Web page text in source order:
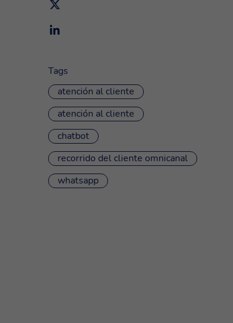
Tags
atención al cliente
atención al cliente
chatbot
recorrido del cliente omnicanal
whatsapp